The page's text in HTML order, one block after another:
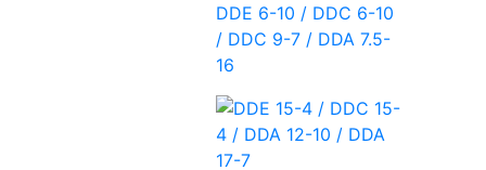
DDE 6-10 / DDC 6-10
/ DDC 9-7 / DDA 7.5-
16